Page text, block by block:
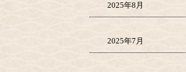
2025年8月
2025年7月